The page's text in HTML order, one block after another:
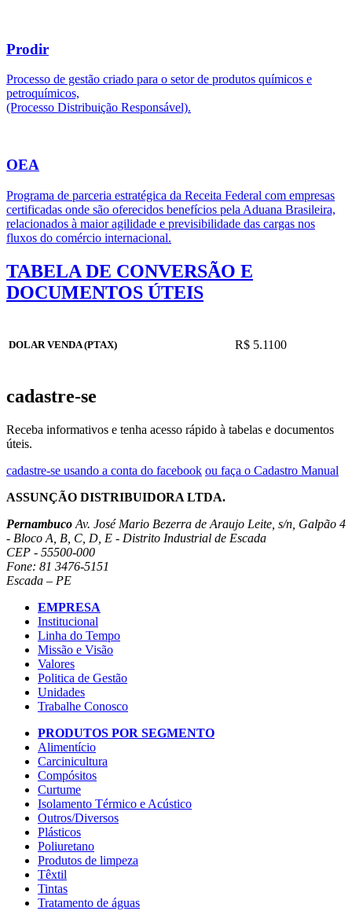
Prodir
Processo de gestão criado para o setor de produtos químicos e
petroquímicos,
(Processo Distribuição Responsável).
OEA
Programa de parceria estratégica da Receita Federal com empresas
certificadas onde são oferecidos benefícios pela Aduana Brasileira,
relacionados à maior agilidade e previsibilidade das cargas nos
fluxos do comércio internacional.
TABELA DE CONVERSÃO E
DOCUMENTOS ÚTEIS
DOLAR VENDA (PTAX) R$ 5.1100
cadastre-se
Receba informativos e tenha acesso rápido à tabelas e documentos
úteis.
cadastre-se usando a conta do facebook ou faça o Cadastro Manual
ASSUNÇÃO DISTRIBUIDORA LTDA.
Pernambuco Av. José Mario Bezerra de Araujo Leite, s/n, Galpão 4
- Bloco A, B, C, D, E - Distrito Industrial de Escada
CEP - 55500-000
Fone: 81 3476-5151
Escada – PE
EMPRESA
Institucional
Linha do Tempo
Missão e Visão
Valores
Politica de Gestão
Unidades
Trabalhe Conosco
PRODUTOS POR SEGMENTO
Alimentício
Carcinicultura
Compósitos
Curtume
Isolamento Térmico e Acústico
Outros/Diversos
Plásticos
Poliuretano
Produtos de limpeza
Têxtil
Tintas
Tratamento de águas